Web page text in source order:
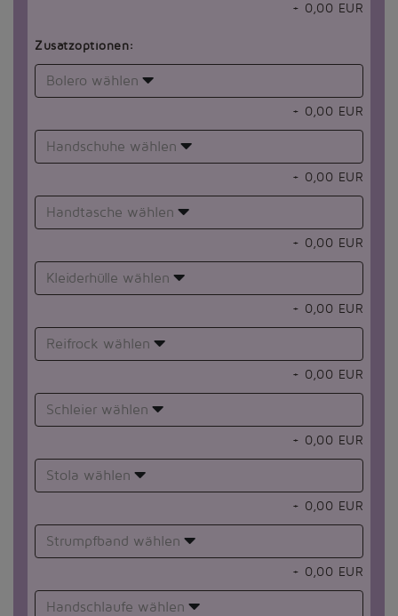
+ 0,00 EUR
Zusatzoptionen:
Bolero wählen
+ 0,00 EUR
Handschuhe wählen
+ 0,00 EUR
Handtasche wählen
+ 0,00 EUR
Kleiderhülle wählen
+ 0,00 EUR
Reifrock wählen
+ 0,00 EUR
Schleier wählen
+ 0,00 EUR
Stola wählen
+ 0,00 EUR
Strumpfband wählen
+ 0,00 EUR
Handschlaufe wählen